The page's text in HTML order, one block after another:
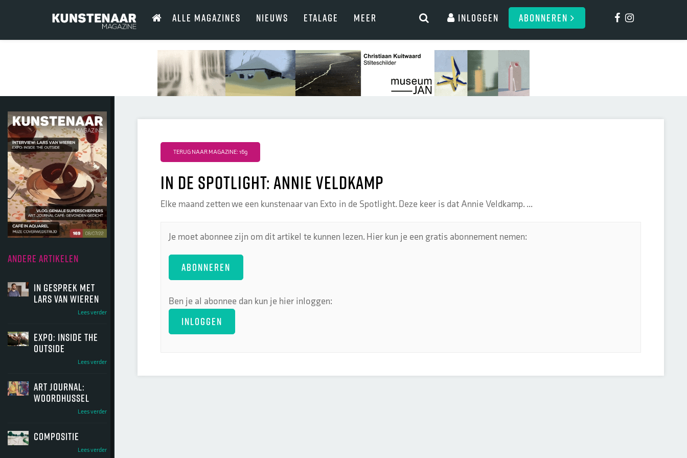
ALLE MAGAZINES NIEUWS ETALAGE MEER Inloggen ABONNEREN
ANDERE ARTIKELEN
In gesprek met
Lars van Wieren
Lees verder
Expo: Inside the
outside
Lees verder
Art Journal:
Woordhussel
Lees verder
Compositie
Lees verder
TERUG NAAR MAGAZINE: 169
In de spotlight: Annie Veldkamp
Elke maand zetten we een kunstenaar van Exto in de Spotlight. Deze keer is dat Annie Veldkamp. ...
Je moet abonnee zijn om dit artikel te kunnen lezen. Hier kun je een gratis abonnement nemen:
ABONNEREN
Ben je al abonnee dan kun je hier inloggen:
INLOGGEN